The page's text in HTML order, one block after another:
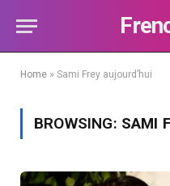
Home » Sami Frey aujourd’hui
BROWSING: SAMI